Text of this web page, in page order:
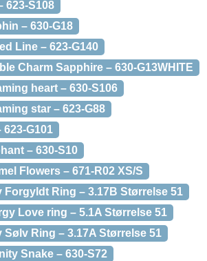
623-S108
– 630-G18
Line – 623-G140
Charm Sapphire – 630-G13WHITE
heart – 630-S106
star – 623-G88
G101
– 630-S10
Flowers – 671-R02 XS/S
Ring – 3.17B Størrelse 51
Love ring – 5.1A Størrelse 51
Ring – 3.17A Størrelse 51
Snake – 630-S72